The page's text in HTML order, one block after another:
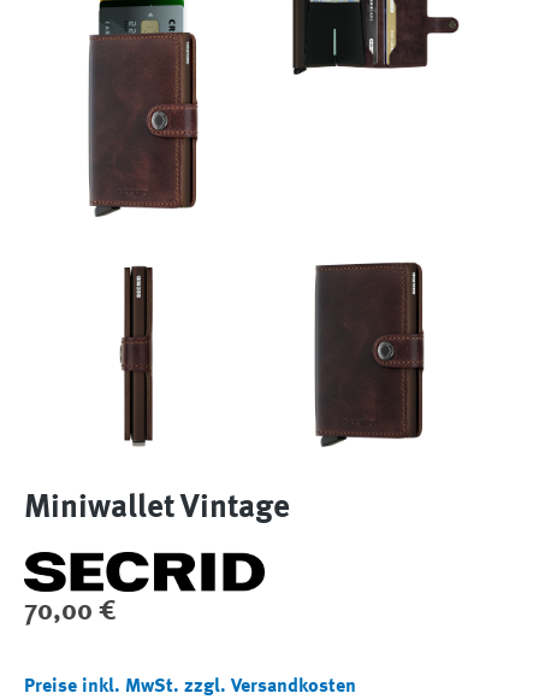
Miniwallet Vintage
Regulärer Preis:
70,00 €
Preise inkl. MwSt. zzgl. Versandkosten